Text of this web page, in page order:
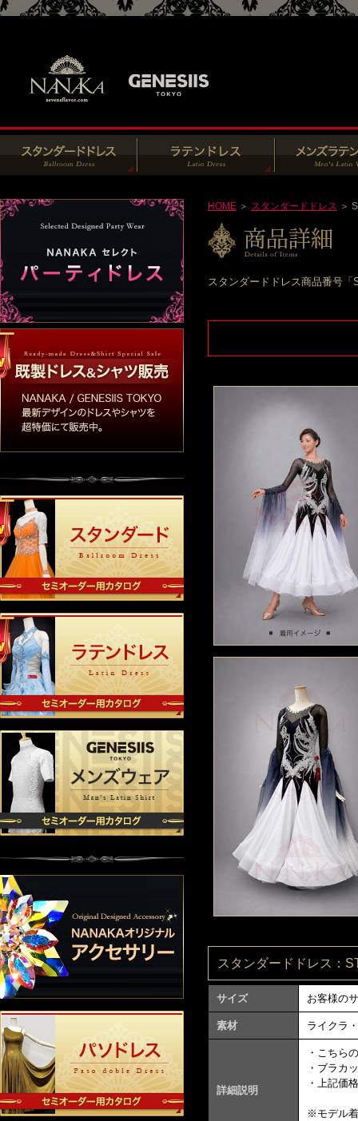
HOME ＞ スタンダードドレス ＞
スタンダードドレス商品番号
スタンダードドレス：
サイズ お客様の
素材 ライクラ
詳細説明
・こちら
・ブラカ
・上記価
※モデル